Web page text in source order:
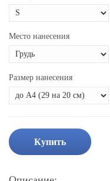
Место нанесения
Размер нанесения
Купить